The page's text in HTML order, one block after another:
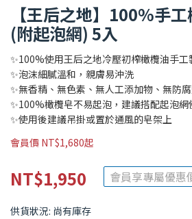
【王后之地】100%手
(附起泡網) 5入
✨100%使用王后之地冷壓初榨橄欖油手工
✨泡沫細膩溫和，親膚易沖洗
✨無香精、無色素、無人工添加物、無防
✨100%橄欖皂不易起泡，建議搭配起泡網
✨使用後建議吊掛或置於通風的皂架上
會員價 NT$1,680起
NT$1,950 會員享專屬優惠
供貨狀況: 尚有庫存